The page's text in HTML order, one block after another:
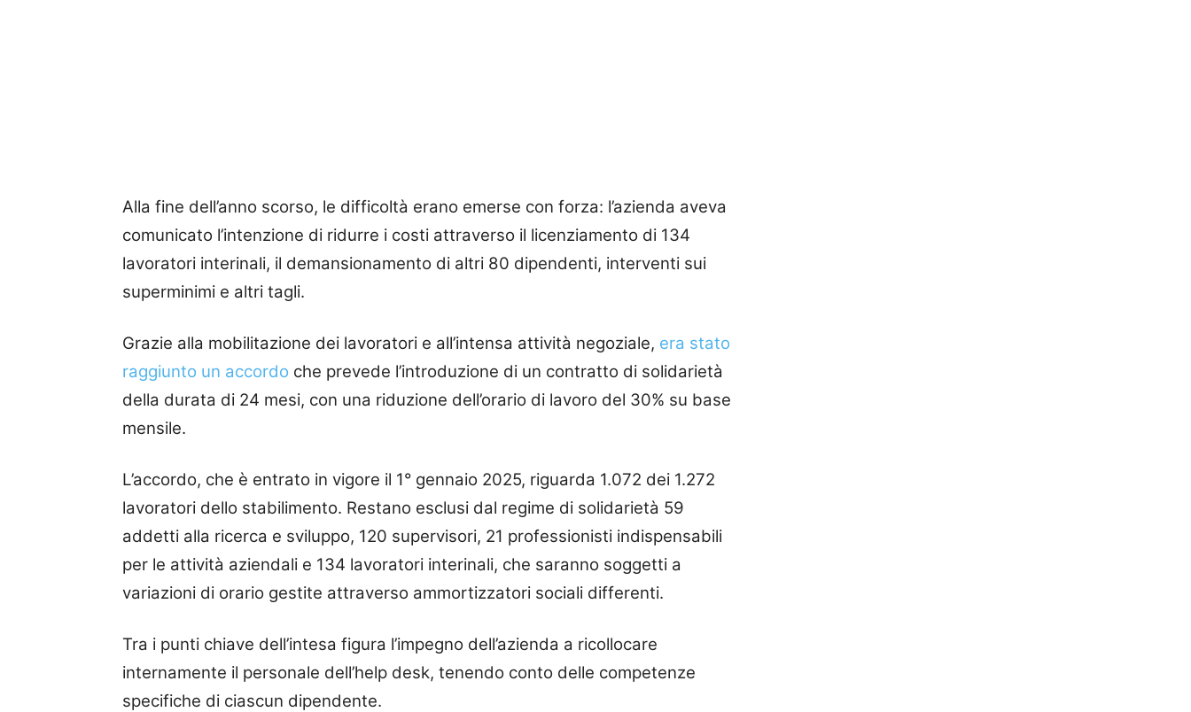
Alla fine dell’anno scorso, le difficoltà erano emerse con forza: l’azienda aveva
comunicato l’intenzione di ridurre i costi attraverso il licenziamento di 134
lavoratori interinali, il demansionamento di altri 80 dipendenti, interventi sui
superminimi e altri tagli.
Grazie alla mobilitazione dei lavoratori e all’intensa attività negoziale, era stato
raggiunto un accordo che prevede l’introduzione di un contratto di solidarietà
della durata di 24 mesi, con una riduzione dell’orario di lavoro del 30% su base
mensile.
L’accordo, che è entrato in vigore il 1° gennaio 2025, riguarda 1.072 dei 1.272
lavoratori dello stabilimento. Restano esclusi dal regime di solidarietà 59
addetti alla ricerca e sviluppo, 120 supervisori, 21 professionisti indispensabili
per le attività aziendali e 134 lavoratori interinali, che saranno soggetti a
variazioni di orario gestite attraverso ammortizzatori sociali differenti.
Tra i punti chiave dell’intesa figura l’impegno dell’azienda a ricollocare
internamente il personale dell’help desk, tenendo conto delle competenze
specifiche di ciascun dipendente.